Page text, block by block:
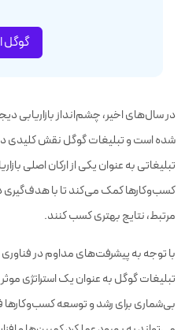
گوگل
در سال‌های اخیر، چشم‌انداز
شده است و تبلیغات گوگل نقش کلیدی در
تبلیغاتی به عنوان یکی از ارکان اصلی
کسب‌وکارها کمک می‌کند تا با هدف‌گیری
مرتبط، نتایج بهتری کسب کنند.
با توجه به پیشرفت‌های مداوم در فناوری
تبلیغات گوگل به عنوان یک استراتژی
بی‌شماری برای رشد و توسعه کسب‌وکارها